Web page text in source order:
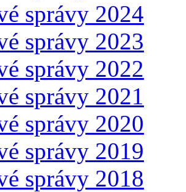
správy 2024
správy 2023
správy 2022
správy 2021
správy 2020
správy 2019
správy 2018